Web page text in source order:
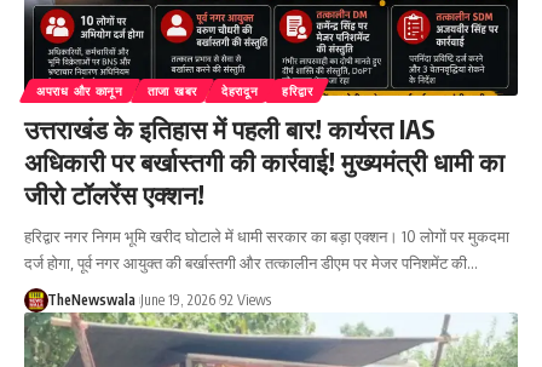
अपराध और कानून ताजा खबर देहरादून हरिद्वार
उत्तराखंड के इतिहास में पहली बार! कार्यरत IAS
अधिकारी पर बर्खास्तगी की कार्रवाई! मुख्यमंत्री धामी का
जीरो टॉलरेंस एक्शन!
हरिद्वार नगर निगम भूमि खरीद घोटाले में धामी सरकार का बड़ा एक्शन। 10 लोगों पर मुकदमा
दर्ज होगा, पूर्व नगर आयुक्त की बर्खास्तगी और तत्कालीन डीएम पर मेजर पनिशमेंट की…
TheNewswala June 19, 2026 92 Views